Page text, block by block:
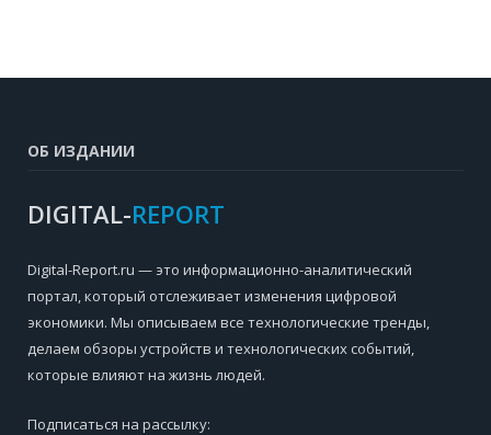
ОБ ИЗДАНИИ
DIGITAL-REPORT
Digital-Report.ru — это информационно-аналитический
портал, который отслеживает изменения цифровой
экономики. Мы описываем все технологические тренды,
делаем обзоры устройств и технологических событий,
которые влияют на жизнь людей.
Подписаться на рассылку: